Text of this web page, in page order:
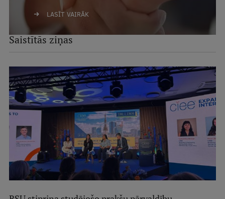
LASĪT VAIRĀK
Saistītās ziņas